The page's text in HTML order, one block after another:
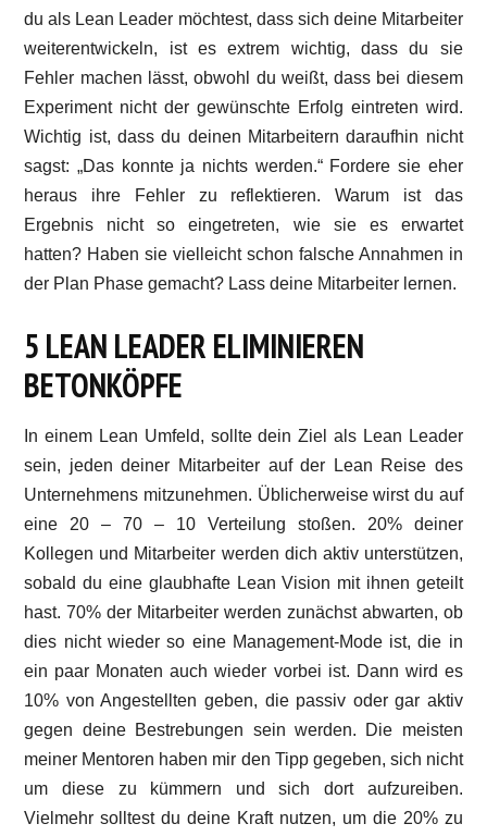
du als Lean Leader möchtest, dass sich deine Mitarbeiter
weiterentwickeln, ist es extrem wichtig, dass du sie
Fehler machen lässt, obwohl du weißt, dass bei diesem
Experiment nicht der gewünschte Erfolg eintreten wird.
Wichtig ist, dass du deinen Mitarbeitern daraufhin nicht
sagst: „Das konnte ja nichts werden.“ Fordere sie eher
heraus ihre Fehler zu reflektieren. Warum ist das
Ergebnis nicht so eingetreten, wie sie es erwartet
hatten? Haben sie vielleicht schon falsche Annahmen in
der Plan Phase gemacht? Lass deine Mitarbeiter lernen.
5 LEAN LEADER ELIMINIEREN
BETONKÖPFE
In einem Lean Umfeld, sollte dein Ziel als Lean Leader
sein, jeden deiner Mitarbeiter auf der Lean Reise des
Unternehmens mitzunehmen. Üblicherweise wirst du auf
eine 20 – 70 – 10 Verteilung stoßen. 20% deiner
Kollegen und Mitarbeiter werden dich aktiv unterstützen,
sobald du eine glaubhafte Lean Vision mit ihnen geteilt
hast. 70% der Mitarbeiter werden zunächst abwarten, ob
dies nicht wieder so eine Management-Mode ist, die in
ein paar Monaten auch wieder vorbei ist. Dann wird es
10% von Angestellten geben, die passiv oder gar aktiv
gegen deine Bestrebungen sein werden. Die meisten
meiner Mentoren haben mir den Tipp gegeben, sich nicht
um diese zu kümmern und sich dort aufzureiben.
Vielmehr solltest du deine Kraft nutzen, um die 20% zu